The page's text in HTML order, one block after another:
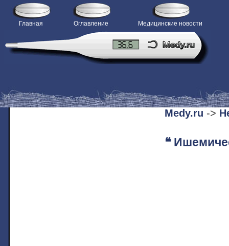
Главная Оглавление Медицинские новости
Medy.ru ->
❝